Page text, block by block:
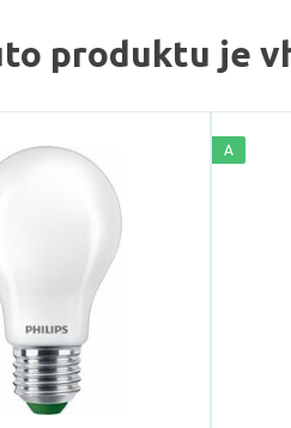
produktu je
A